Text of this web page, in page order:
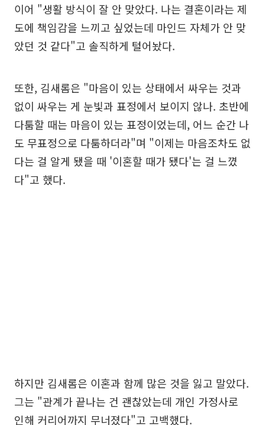
이어 "생활 방식이 잘 안 맞았다. 나는 결혼이라는 제
도에 책임감을 느끼고 싶었는데 마인드 자체가 안 맞
았던 것 같다"고 솔직하게 털어놨다.
또한, 김새롬은 "마음이 있는 상태에서 싸우는 것과
없이 싸우는 게 눈빛과 표정에서 보이지 않나. 초반에
다툼할 때는 마음이 있는 표정이었는데, 어느 순간 나
도 무표정으로 다툼하더라"며 "이제는 마음조차도 없
다는 걸 알게 됐을 때 '이혼할 때가 됐다'는 걸 느꼈
다"고 했다.
하지만 김새롬은 이혼과 함께 많은 것을 잃고 말았다.
그는 "관계가 끝나는 건 괜찮았는데 개인 가정사로
인해 커리어까지 무너졌다"고 고백했다.